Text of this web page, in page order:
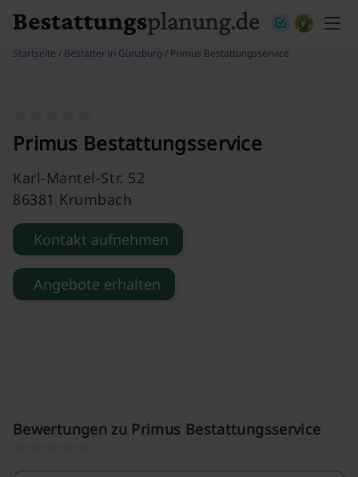
Startseite / Bestatter in Günzburg / Primus Bestattungsservice
Primus Bestattungsservice
Karl-Mantel-Str. 52
86381 Krumbach
Kontakt aufnehmen
Angebote erhalten
Bewertungen zu Primus Bestattungsservice